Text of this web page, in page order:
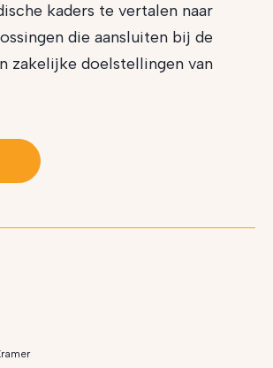
kaders te vertalen naar
die aansluiten bij de
zakelijke doelstellingen van